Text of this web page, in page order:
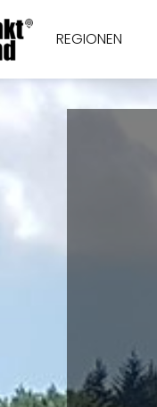
REGIONEN